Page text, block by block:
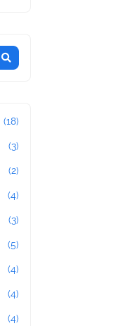
(18)
(3)
(2)
(4)
(3)
(5)
(4)
(4)
(4)